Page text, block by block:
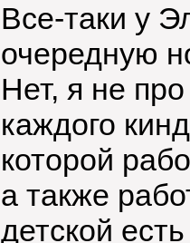
Все-таки у
очередную
Нет, я не
каждого
которой
а также
детской